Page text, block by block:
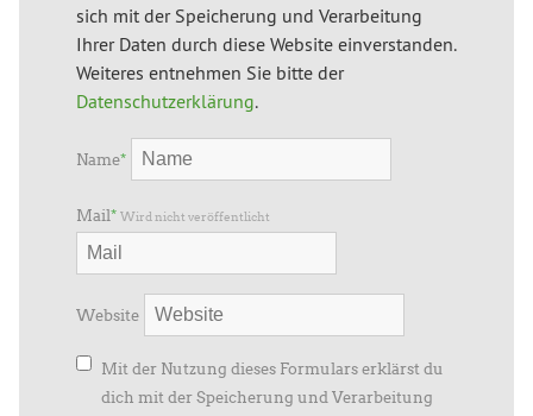
sich mit der Speicherung und Verarbeitung
Ihrer Daten durch diese Website einverstanden.
Weiteres entnehmen Sie bitte der
Datenschutzerklärung.
Name*
Mail* Wird nicht veröffentlicht
Website
Mit der Nutzung dieses Formulars erklärst du
dich mit der Speicherung und Verarbeitung